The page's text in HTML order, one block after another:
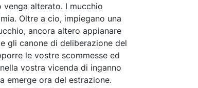
alterato. I mucchio
Oltre a cio, impiegano una
ancora altero appianare
gli canone di deliberazione del
le vostre scommesse ed
vostra vicenda di inganno
emerge ora del estrazione.